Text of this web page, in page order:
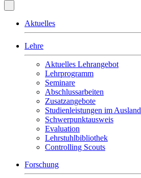
Aktuelles
Lehre
Aktuelles Lehrangebot
Lehrprogramm
Seminare
Abschlussarbeiten
Zusatzangebote
Studienleistungen im Ausland
Schwerpunktausweis
Evaluation
Lehrstuhlbibliothek
Controlling Scouts
Forschung